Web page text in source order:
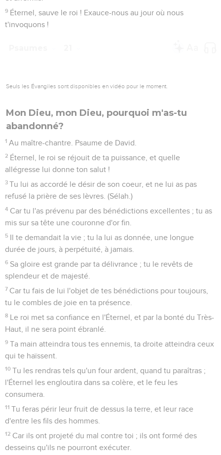
9 Éternel, sauve le roi ! Exauce-nous au jour où nous
t'invoquons !
Seuls les Évangiles sont disponibles en vidéo pour le moment.
Mon Dieu, mon Dieu, pourquoi m'as-tu
abandonné?
1 Au maître-chantre. Psaume de David.
2 Éternel, le roi se réjouit de ta puissance, et quelle
allégresse lui donne ton salut !
3 Tu lui as accordé le désir de son coeur, et ne lui as pas
refusé la prière de ses lèvres. (Sélah.)
4 Car tu l'as prévenu par des bénédictions excellentes ; tu as
mis sur sa tête une couronne d'or fin.
5 Il te demandait la vie ; tu la lui as donnée, une longue
durée de jours, à perpétuité, à jamais.
6 Sa gloire est grande par ta délivrance ; tu le revêts de
splendeur et de majesté.
7 Car tu fais de lui l'objet de tes bénédictions pour toujours,
tu le combles de joie en ta présence.
8 Le roi met sa confiance en l'Éternel, et par la bonté du Très-
Haut, il ne sera point ébranlé.
9 Ta main atteindra tous tes ennemis, ta droite atteindra ceux
qui te haïssent.
10 Tu les rendras tels qu'un four ardent, quand tu paraîtras ;
l'Éternel les engloutira dans sa colère, et le feu les
consumera.
11 Tu feras périr leur fruit de dessus la terre, et leur race
d'entre les fils des hommes.
12 Car ils ont projeté du mal contre toi ; ils ont formé des
desseins qu'ils ne pourront exécuter.